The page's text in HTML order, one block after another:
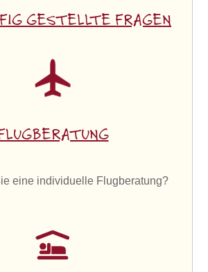
GESTELLTE FRAGEN
eine individuelle Flugberatung?